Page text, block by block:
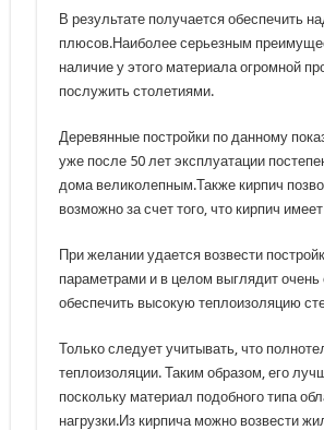
В результате получается обеспечить
плюсов.Наиболее серьезным
наличие у этого материала огромной
послужить столетиями.
Деревянные постройки по данному
уже после 50 лет эксплуатации
дома великолепным.Также кирпич
возможно за счет того, что кирпич
При желании удается возвести
параметрами и в целом выглядит очень
обеспечить высокую теплоизоляцию
Только следует учитывать, что
теплоизоляции. Таким образом, его
поскольку материал подобного типа
нагрузки.Из кирпича можно возвести